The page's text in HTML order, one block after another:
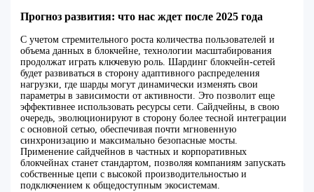
Прогноз развития: что нас ждет после 2025 года
С учетом стремительного роста количества пользователей и
объема данных в блокчейне, технологии масштабирования
продолжат играть ключевую роль. Шардинг блокчейн-сетей
будет развиваться в сторону адаптивного распределения
нагрузки, где шарды могут динамически изменять свои
параметры в зависимости от активности. Это позволит еще
эффективнее использовать ресурсы сети. Сайдчейны, в свою
очередь, эволюционируют в сторону более тесной интеграции
с основной сетью, обеспечивая почти мгновенную
синхронизацию и максимально безопасные мосты.
Применение сайдчейнов в частных и корпоративных
блокчейнах станет стандартом, позволяя компаниям запускать
собственные цепи с высокой производительностью и
подключением к общедоступным экосистемам.